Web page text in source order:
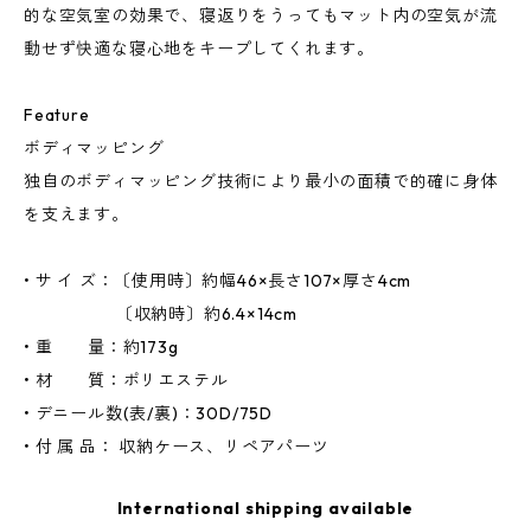
的な空気室の効果で、寝返りをうってもマット内の空気が流
動せず快適な寝心地をキープしてくれます。
Feature
ボディマッピング
独自のボディマッピング技術により最小の面積で的確に身体
を支えます。
• サ イ ズ：〔使用時〕約幅46×長さ107×厚さ4cm
〔収納時〕約6.4×14cm
• 重 量：約173g
• 材 質：ポリエステル
• デニール数(表/裏)：30D/75D
• 付 属 品： 収納ケース、リペアパーツ
International shipping available